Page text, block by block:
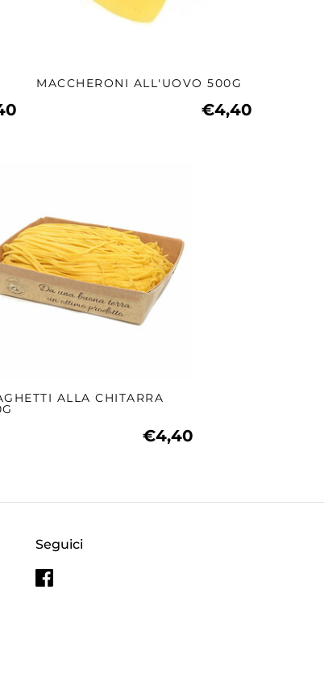
MACCHERONI ALL'UOVO 500G
€4,40
ALLA CHITARRA
€4,40
Seguici